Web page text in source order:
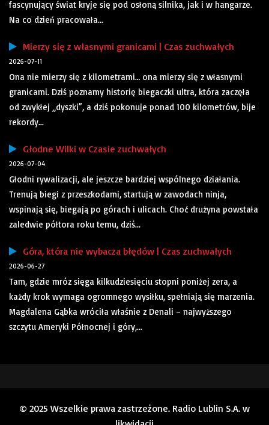
fascynujący świat kryje się pod osłoną silnika, jak i w hangarze.
Na co dzień pracowała...
Mierzy się z własnymi granicami | Czas zuchwałych
2026-07-11
Ona nie mierzy się z kilometrami… ona mierzy się z własnymi
granicami. Dziś poznamy historię biegaczki ultra, która zaczęła
od zwykłej „dyszki”, a dziś pokonuje ponad 100 kilometrów, bije
rekordy...
Głodne Wilki w Czasie zuchwałych
2026-07-04
Głodni rywalizacji, ale jeszcze bardziej wspólnego działania.
Trenują biegi z przeszkodami, startują w zawodach ninja,
wspinają się, biegają po górach i ulicach. Choć drużyna powstała
zaledwie półtora roku temu, dziś...
Góra, która nie wybacza błędów | Czas zuchwałych
2026-06-27
Tam, gdzie mróz sięga kilkudziesięciu stopni poniżej zera, a
każdy krok wymaga ogromnego wysiłku, spełniają się marzenia.
Magdalena Gąbka wróciła właśnie z Denali – najwyższego
szczytu Ameryki Północnej i góry,...
© 2025 Wszelkie prawa zastrzeżone. Radio Lublin S.A. w